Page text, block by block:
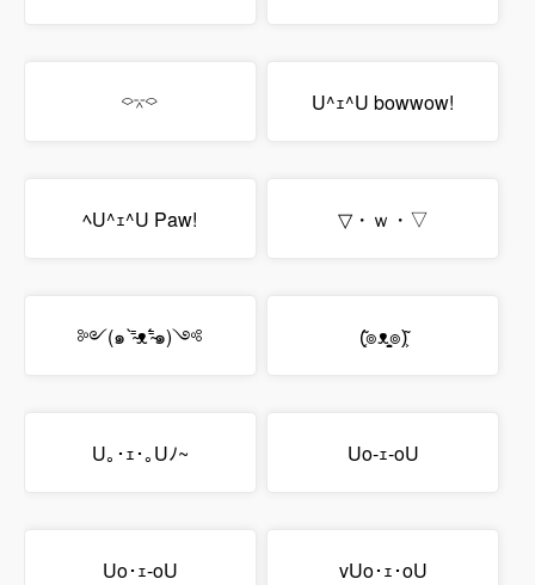
⌔⌤⌔ U^ｪ^U bowwow!
ﾍU^ｪ^U Paw! ▽・ｗ・▽
༻(๑ ⁼̴̀ᴥ⁼̴́๑)༺ (͔͂๏ᴥ͙͚๏)͕͂
U｡･ｪ･｡Uﾉ~ Uo-ｪ-oU
Uo･ｪ-oU vUo･ｪ･oU